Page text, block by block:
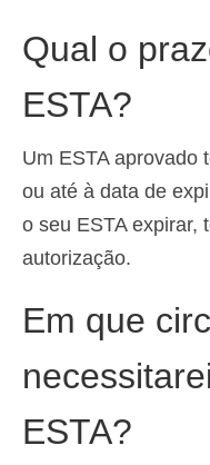
Qual o
ESTA?
Um ESTA aprovado
ou até à data de
o seu ESTA expirar,
autorização.
Em que
ESTA?